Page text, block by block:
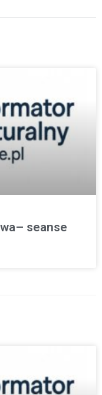
seanse